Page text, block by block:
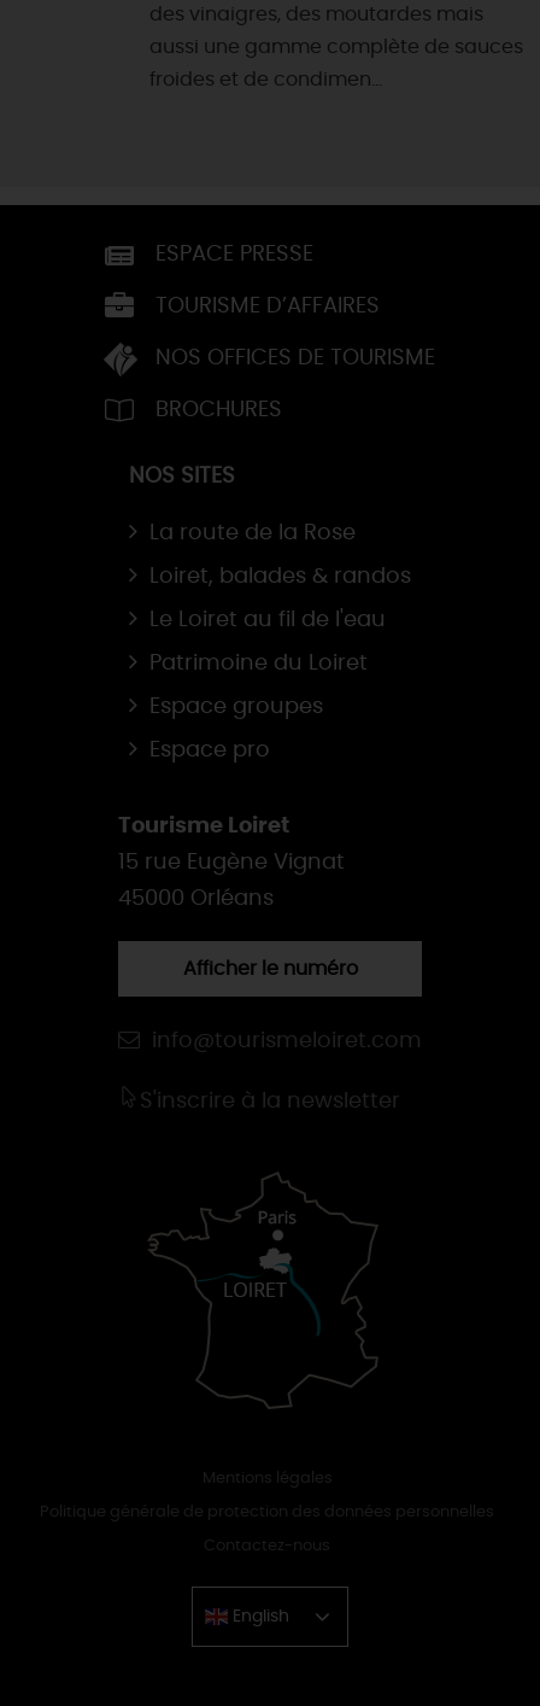
des vinaigres, des moutardes mais
aussi une gamme complète de sauces
froides et de condimen...
ESPACE PRESSE
TOURISME D’AFFAIRES
NOS OFFICES DE TOURISME
BROCHURES
NOS SITES
La route de la Rose
Loiret, balades & randos
Le Loiret au fil de l'eau
Patrimoine du Loiret
Espace groupes
Espace pro
Tourisme Loiret
15 rue Eugène Vignat
45000 Orléans
Afficher le numéro
info@tourismeloiret.com
S'inscrire à la newsletter
Mentions légales
Politique générale de protection des données personnelles
Contactez-nous
English
Chinese